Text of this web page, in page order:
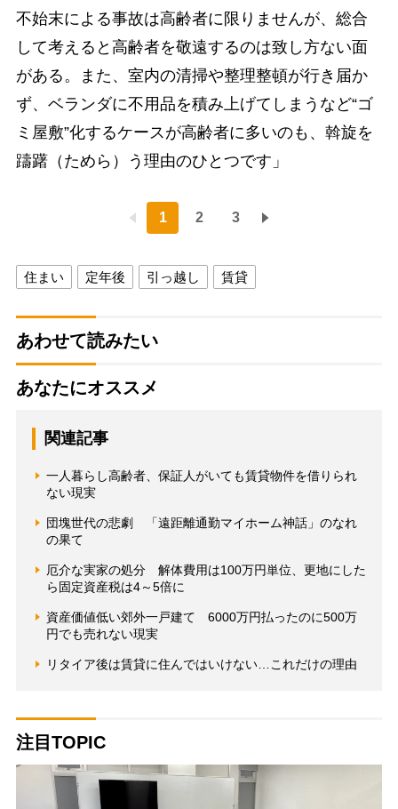
不始末による事故は高齢者に限りませんが、総合
して考えると高齢者を敬遠するのは致し方ない面
がある。また、室内の清掃や整理整頓が行き届か
ず、ベランダに不用品を積み上げてしまうなど“ゴ
ミ屋敷”化するケースが高齢者に多いのも、斡旋を
躊躇（ためら）う理由のひとつです」
1 2 3
住まい 定年後 引っ越し 賃貸
あわせて読みたい
あなたにオススメ
関連記事
一人暮らし高齢者、保証人がいても賃貸物件を借りられ
ない現実
団塊世代の悲劇 「遠距離通勤マイホーム神話」のなれ
の果て
厄介な実家の処分 解体費用は100万円単位、更地にした
ら固定資産税は4～5倍に
資産価値低い郊外一戸建て 6000万円払ったのに500万
円でも売れない現実
リタイア後は賃貸に住んではいけない…これだけの理由
注目TOPIC